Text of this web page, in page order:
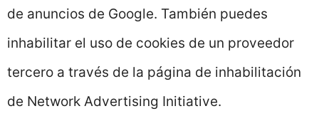
de anuncios de Google. También puedes
inhabilitar el uso de cookies de un proveedor
tercero a través de la página de inhabilitación
de Network Advertising Initiative.